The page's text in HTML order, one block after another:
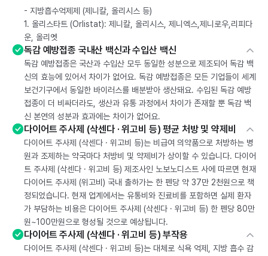
- 지방흡수억제제 (제니칼, 올리시스 등)
1. 올리스타트 (Orlistat): 제니칼, 올리시스, 제니엑스,제니로우,리피다
운, 올리엣
독감 예방접종 국내산 백신과 수입산 백신
독감 예방접종은 국산과 수입산 모두 동일한 성분으로 제조되어 독감 백
신의 효능에 있어서 차이가 없어요. 독감 예방접종은 모든 기업들이 세계
보건기구에서 동일한 바이러스를 배분받아 생산돼요. 수입된 독감 예방
접종이 더 비싸더라도, 생산과 유통 과정에서 차이가 존재할 뿐 독감 백
신 본연의 성분과 효과에는 차이가 없어요.
다이어트 주사제 (삭센다 · 위고비 등) 평균 처방 및 약제비
다이어트 주사제 (삭센다 · 위고비 등)는 비급여 의약품으로 처방하는 병
원과 조제하는 약국마다 처방비 및 약제비가 상이할 수 있습니다. 다이어
트 주사제 (삭센다 · 위고비 등) 제조사인 노보노디스트 사에 따르면 현재
다이어트 주사제 (위고비) 국내 출하가는 한 펜당 약 37만 2천원으로 책
정되었습니다. 현재 업계에서는 유통비와 진료비를 포함하면 실제 환자
가 부담하는 비용은 다이어트 주사제 (삭센다 · 위고비 등) 한 펜당 80만
원~100만원으로 형성될 것으로 예상됩니다.
다이어트 주사제 (삭센다 · 위고비 등) 부작용
다이어트 주사제 (삭센다 · 위고비 등)는 대체로 식욕 억제, 지방 흡수 감